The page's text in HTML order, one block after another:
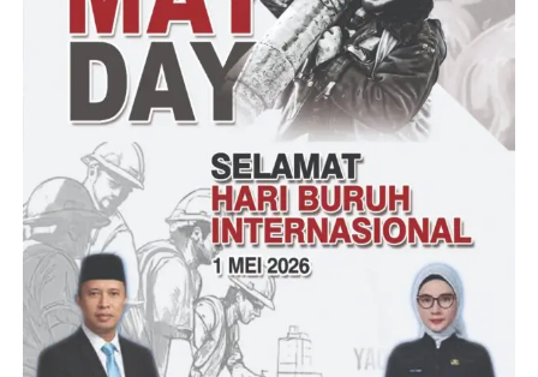
Pemilihan DPD RI 2024 dapil Banten. Mereka percaya bahwa
dengan kolaborasi dan sinergi yang baik, visi dan misi Ananta
Wahana dapat terealisasi demi kemajuan bangsa dan negara pada
umumnya dan masyarakat provinsi Banten pada khususnya.
(Hermawan/ RG)
Post Views: 13